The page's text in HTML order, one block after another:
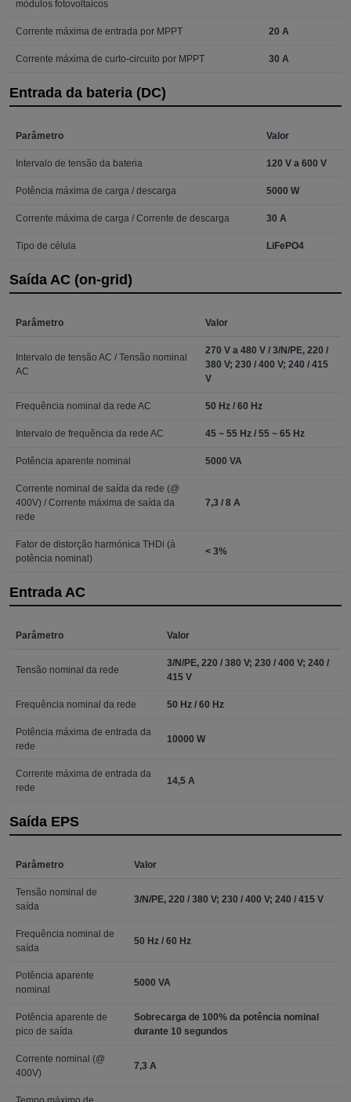
módulos fotovoltaicos
Corrente máxima de entrada por MPPT 20 A
Corrente máxima de curto-circuito por MPPT 30 A
Entrada da bateria (DC)
Parâmetro Valor
Intervalo de tensão da bateria 120 V a 600 V
Potência máxima de carga / descarga 5000 W
Corrente máxima de carga / Corrente de descarga 30 A
Tipo de célula LiFePO4
Saída AC (on-grid)
Parâmetro Valor
Intervalo de tensão AC / Tensão nominal
AC
270 V a 480 V / 3/N/PE, 220 /
380 V; 230 / 400 V; 240 / 415
V
Frequência nominal da rede AC 50 Hz / 60 Hz
Intervalo de frequência da rede AC 45 ~ 55 Hz / 55 ~ 65 Hz
Potência aparente nominal 5000 VA
Corrente nominal de saída da rede (@
400V) / Corrente máxima de saída da
rede
7,3 / 8 A
Fator de distorção harmónica THDi (à
potência nominal)
< 3%
Entrada AC
Parâmetro Valor
Tensão nominal da rede
3/N/PE, 220 / 380 V; 230 / 400 V; 240 /
415 V
Frequência nominal da rede 50 Hz / 60 Hz
Potência máxima de entrada da
rede
10000 W
Corrente máxima de entrada da
rede
14,5 A
Saída EPS
Parâmetro Valor
Tensão nominal de
saída
3/N/PE, 220 / 380 V; 230 / 400 V; 240 / 415 V
Frequência nominal de
saída
50 Hz / 60 Hz
Potência aparente
nominal
5000 VA
Potência aparente de
pico de saída
Sobrecarga de 100% da potência nominal
durante 10 segundos
Corrente nominal (@
400V)
7,3 A